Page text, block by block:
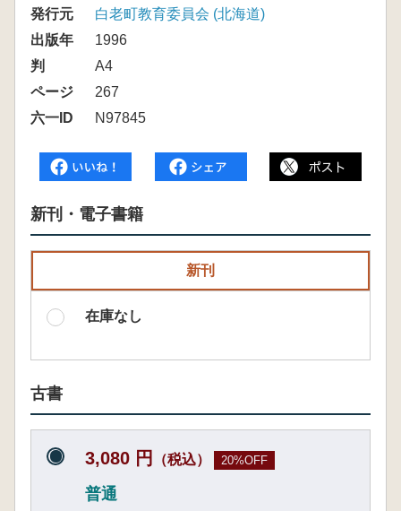
発行元
白老町教育委員会 (北海道)
出版年
1996
判
A4
ページ
267
六一ID
N97845
新刊・電子書籍
新刊
在庫なし
古書
3,080 円 （税込） 20%OFF
普通